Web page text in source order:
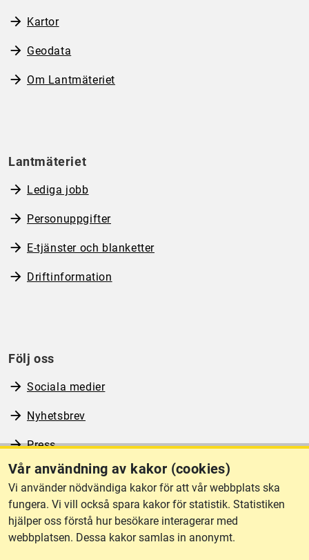
Vår användning av kakor (cookies)
Vi använder nödvändiga kakor för att vår webbplats ska
fungera. Vi vill också spara kakor för statistik. Statistiken
hjälper oss förstå hur besökare interagerar med
webbplatsen. Dessa kakor samlas in anonymt.
Kartor
Geodata
Om Lantmäteriet
Lantmäteriet
Lediga jobb
Personuppgifter
E-tjänster och blanketter
Driftinformation
Följ oss
Sociala medier
Nyhetsbrev
Press
RSS
Om webbplatsen